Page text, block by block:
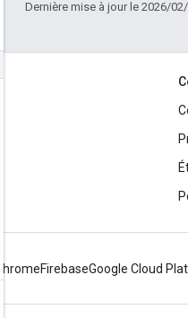
Dernière mise à jour le 2026/
ChromeFirebaseGoogle Cloud